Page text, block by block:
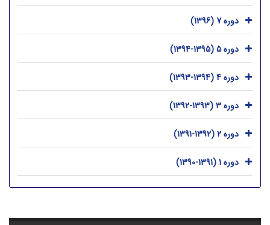
دوره 7 (1396)
دوره 5 (1395-1394)
دوره 4 (1394-1393)
دوره 3 (1393-1392)
دوره 2 (1392-1391)
دوره 1 (1391-1390)